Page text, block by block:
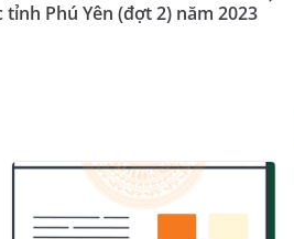
Phú Yên (đợt 2) năm 2023